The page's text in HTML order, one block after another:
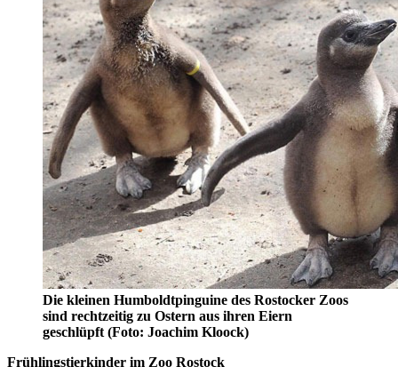
Die kleinen Humboldtpinguine des Rostocker Zoos
sind rechtzeitig zu Ostern aus ihren Eiern
geschlüpft (Foto: Joachim Kloock)
Frühlingstierkinder im Zoo Rostock